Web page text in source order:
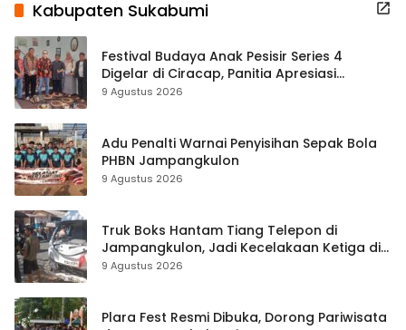
Kabupaten Sukabumi
Festival Budaya Anak Pesisir Series 4
Digelar di Ciracap, Panitia Apresiasi
Dukungan Disbudpora Sukabumi
9 Agustus 2026
Adu Penalti Warnai Penyisihan Sepak Bola
PHBN Jampangkulon
9 Agustus 2026
Truk Boks Hantam Tiang Telepon di
Jampangkulon, Jadi Kecelakaan Ketiga di
Titik yang Sama
9 Agustus 2026
Plara Fest Resmi Dibuka, Dorong Pariwisata